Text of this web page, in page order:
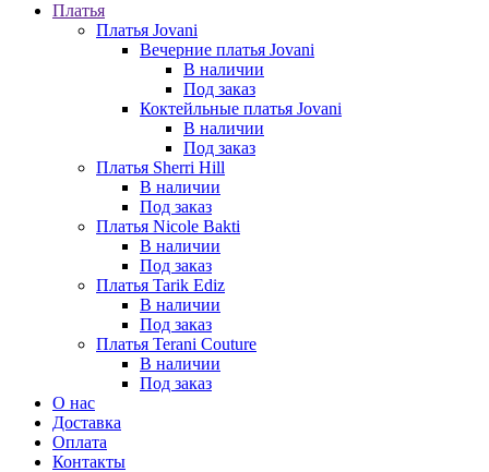
Платья
Платья Jovani
Вечерние платья Jovani
В наличии
Под заказ
Коктейльные платья Jovani
В наличии
Под заказ
Платья Sherri Hill
В наличии
Под заказ
Платья Nicole Bakti
В наличии
Под заказ
Платья Tarik Ediz
В наличии
Под заказ
Платья Terani Couture
В наличии
Под заказ
О нас
Доставка
Оплата
Контакты